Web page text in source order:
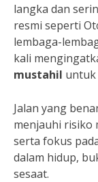
langka dan
resmi seperti
lembaga-
kali
mustahil untuk
Jalan yang
menjauhi risiko
serta fokus
dalam hidup,
sesaat.